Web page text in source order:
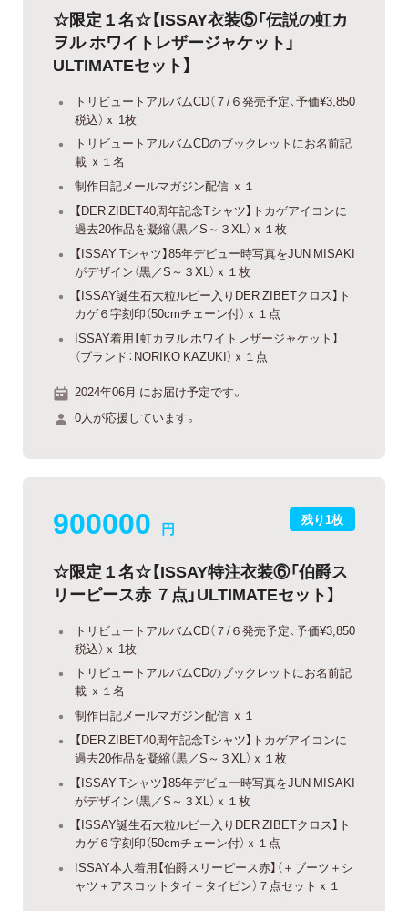
☆限定１名☆【ISSAY衣装⑤「伝説の虹カ
ヲル ホワイトレザージャケット」
ULTIMATEセット】
トリビュートアルバムCD（７/６発売予定、予価¥3,850
税込）ｘ 1枚
トリビュートアルバムCDのブックレットにお名前記
載 ｘ１名
制作日記メールマガジン配信 ｘ１
【DER ZIBET40周年記念Tシャツ】トカゲアイコンに
過去20作品を凝縮（黒／S～３XL）ｘ１枚
【ISSAY Tシャツ】85年デビュー時写真をJUN MISAKI
がデザイン（黒／S～３XL）ｘ１枚
【ISSAY誕生石大粒ルビー入りDER ZIBETクロス】ト
カゲ６字刻印（50cmチェーン付）ｘ１点
ISSAY着用【虹カヲル ホワイトレザージャケット】
（ブランド：NORIKO KAZUKI）ｘ１点
2024年06月 にお届け予定です。
0人が応援しています。
残り1枚
900000 円
☆限定１名☆【ISSAY特注衣装⑥「伯爵ス
リーピース赤 ７点」ULTIMATEセット】
トリビュートアルバムCD（７/６発売予定、予価¥3,850
税込）ｘ 1枚
トリビュートアルバムCDのブックレットにお名前記
載 ｘ１名
制作日記メールマガジン配信 ｘ１
【DER ZIBET40周年記念Tシャツ】トカゲアイコンに
過去20作品を凝縮（黒／S～３XL）ｘ１枚
【ISSAY Tシャツ】85年デビュー時写真をJUN MISAKI
がデザイン（黒／S～３XL）ｘ１枚
【ISSAY誕生石大粒ルビー入りDER ZIBETクロス】ト
カゲ６字刻印（50cmチェーン付）ｘ１点
ISSAY本人着用【伯爵スリーピース赤】（＋ブーツ＋シ
ャツ＋アスコットタイ＋タイピン）７点セットｘ１